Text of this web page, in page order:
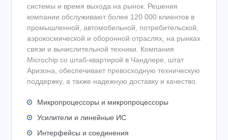
системы и время выхода на рынок. Решения
компании обслуживают более 120 000 клиентов в
промышленной, автомобильной, потребительской,
аэрокосмической и оборонной отраслях, на рынках
связи и вычислительной техники. Компания
Microchip со штаб-квартирой в Чандлере, штат
Аризона, обеспечивает превосходную техническую
поддержку, а также надежную доставку и качество.
Микропроцессоры и микропроцессоры
Усилители и линейные ИС
Интерфейсы и соединения